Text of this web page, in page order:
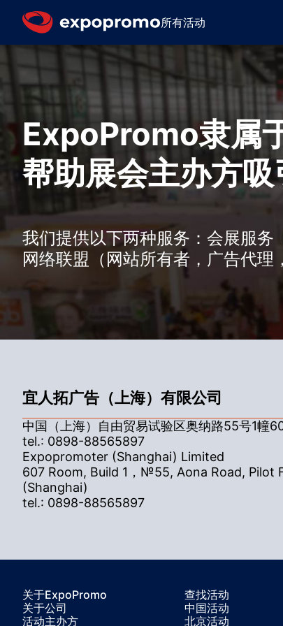
所有活动
ExpoPromo隶属
帮助展会主办方
我们提供以下两种服务：会展服务
网络联盟（网站所有者，广告代理
宜人拓广告（上海）有限公司
中国（上海）自由贸易试验区奥纳路55号1幢
tel.: 0898-88565897
Expopromoter (Shanghai) Limited
607 Room, Build 1，№55, Aona Road, Pilot
(Shanghai)
tel.: 0898-88565897
关于ExpoPromo
关于公司
活动主办方
查找活动
中国活动
北京活动